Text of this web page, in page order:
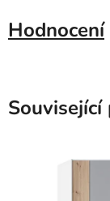
Hodnocení